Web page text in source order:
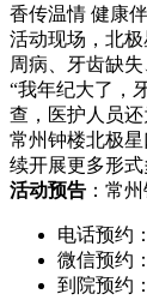
香传温情 健康
活动现场，北
周病、牙齿缺
“我年纪大了，
查，医护人员
常州钟楼北极
续开展更多形
活动预告 ：常
电话预约
微信预约
到院预约